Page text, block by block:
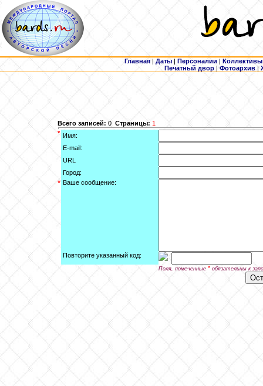
Главная | Даты | Персоналии | Коллективы
Печатный двор |Фотоархив |
Всего записей: 0 Страницы: 1
* Имя:
E-mail:
URL
Город:
* Ваше сообщение:
Повторите указанный код:
Поля, помеченные * обязательны к